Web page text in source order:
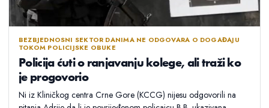
BEZBJEDNOSNI SEKTOR DANIMA NE ODGOVARA O DOGAĐAJU
TOKOM POLICIJSKE OBUKE
Policija ćuti o ranjavanju kolege, ali traži ko
je progovorio
Ni iz Kliničkog centra Crne Gore (KCCG) nijesu odgovorili na